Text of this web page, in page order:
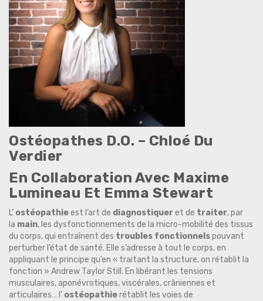
Ostéopathes D.O. – Chloé Du
Verdier
En Collaboration Avec Maxime
Lumineau Et Emma Stewart
L’ ostéopathieest l’art de diagnostiqueret de traiter, par
la main, les dysfonctionnements de la micro-mobilité des tissus
du corps, qui entraînent des troubles fonctionnelspouvant
perturber l’état de santé. Elle s’adresse à tout le corps, en
appliquant le principe qu’en « traitant la structure, on rétablit la
fonction » Andrew Taylor Still. En libérant les tensions
musculaires, aponévrotiques, viscérales, crâniennes et
articulaires… l’ ostéopathierétablit les voies de